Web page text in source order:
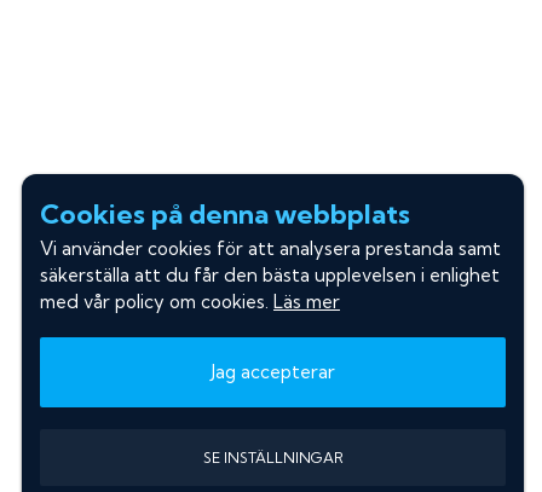
Cookies på denna webbplats
Vi använder cookies för att analysera prestanda samt
säkerställa att du får den bästa upplevelsen i enlighet
med vår policy om cookies. Läs mer
Jag accepterar
SE INSTÄLLNINGAR